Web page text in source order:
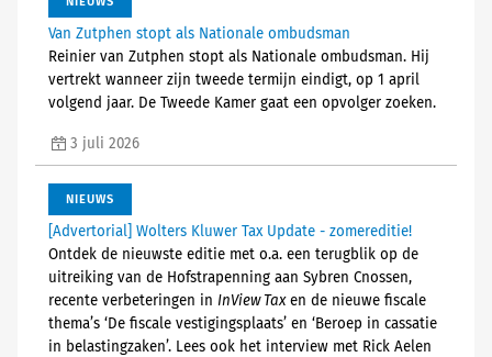
Van Zutphen stopt als Nationale ombudsman
Reinier van Zutphen stopt als Nationale ombudsman. Hij
vertrekt wanneer zijn tweede termijn eindigt, op 1 april
volgend jaar. De Tweede Kamer gaat een opvolger zoeken.
3 juli 2026
NIEUWS
[Advertorial] Wolters Kluwer Tax Update - zomereditie!
Ontdek de nieuwste editie met o.a. een terugblik op de
uitreiking van de Hofstrapenning aan Sybren Cnossen,
recente verbeteringen in InView Taxen de nieuwe fiscale
thema’s ‘De fiscale vestigingsplaats’ en ‘Beroep in cassatie
in belastingzaken’. Lees ook het interview met Rick Aelen